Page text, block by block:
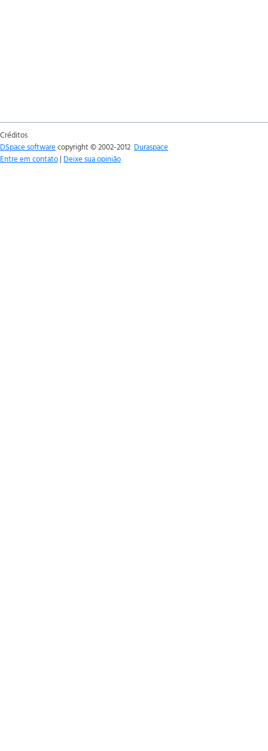
Créditos
DSpace softwarecopyright © 2002-2012 Duraspace
Entre em contato | Deixe sua opinião